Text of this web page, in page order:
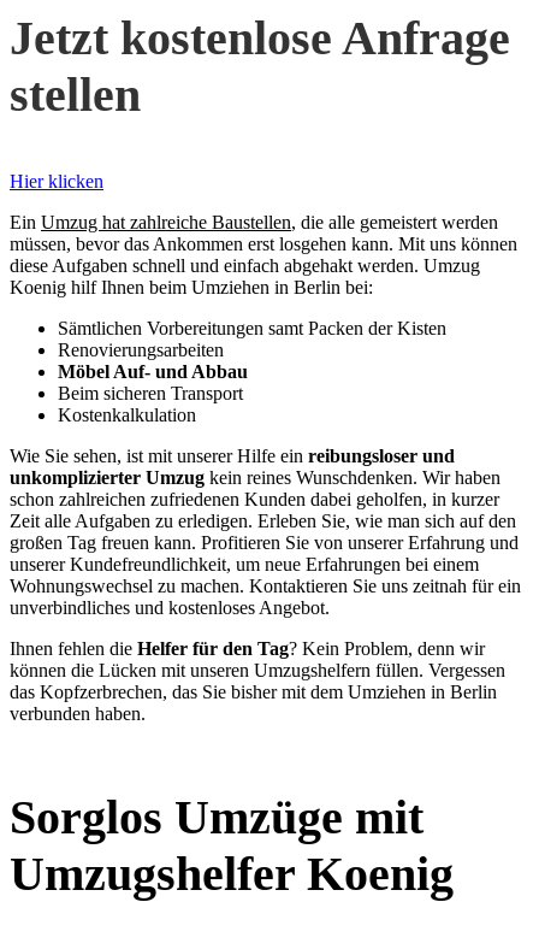
Jetzt kostenlose Anfrage
stellen
Hier klicken
Ein Umzug hat zahlreiche Baustellen, die alle gemeistert werden
müssen, bevor das Ankommen erst losgehen kann. Mit uns können
diese Aufgaben schnell und einfach abgehakt werden. Umzug
Koenig hilf Ihnen beim Umziehen in Berlin bei:
Sämtlichen Vorbereitungen samt Packen der Kisten
Renovierungsarbeiten
Möbel Auf- und Abbau
Beim sicheren Transport
Kostenkalkulation
Wie Sie sehen, ist mit unserer Hilfe ein reibungsloser und
unkomplizierter Umzug kein reines Wunschdenken. Wir haben
schon zahlreichen zufriedenen Kunden dabei geholfen, in kurzer
Zeit alle Aufgaben zu erledigen. Erleben Sie, wie man sich auf den
großen Tag freuen kann. Profitieren Sie von unserer Erfahrung und
unserer Kundefreundlichkeit, um neue Erfahrungen bei einem
Wohnungswechsel zu machen. Kontaktieren Sie uns zeitnah für ein
unverbindliches und kostenloses Angebot.
Ihnen fehlen die Helfer für den Tag? Kein Problem, denn wir
können die Lücken mit unseren Umzugshelfern füllen. Vergessen
das Kopfzerbrechen, das Sie bisher mit dem Umziehen in Berlin
verbunden haben.
Sorglos Umzüge mit
Umzugshelfer Koenig